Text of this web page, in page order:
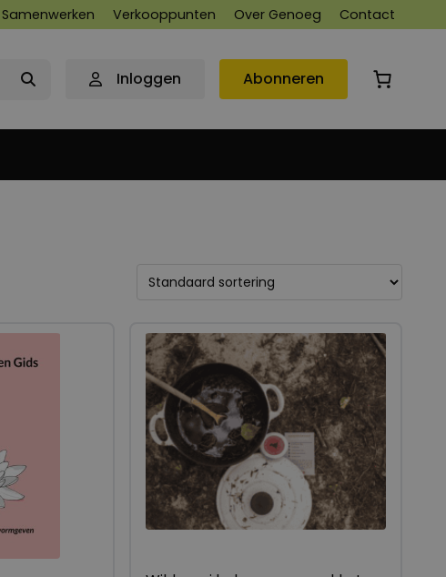
Samenwerken Verkooppunten Over Genoeg Contact
Inloggen Abonneren